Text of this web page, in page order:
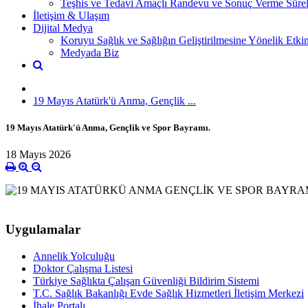
Teşhis ve Tedavi Amaçlı Randevu ve Sonuç Verme
İletişim & Ulaşım
Dijital Medya
Koruyu Sağlık ve Sağlığın Geliştirilmesine Yönelik
Medyada Biz
19 Mayıs Atatürk'ü Anma, Gençlik ...
19 Mayıs Atatürk'ü Anma, Gençlik ve Spor Bayramı.
18 Mayıs 2026
Uygulamalar
Annelik Yolculuğu
Doktor Çalışma Listesi
Türkiye Sağlıkta Çalışan Güvenliği Bildirim Sistemi
T.C. Sağlık Bakanlığı Evde Sağlık Hizmetleri İletişim Merkezi
İhale Portalı